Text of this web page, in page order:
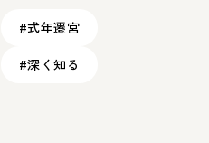
#式年遷宮
#深く知る